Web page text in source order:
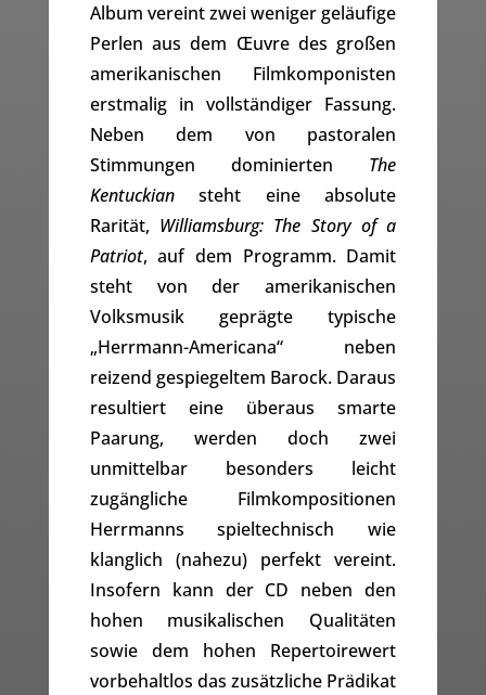
Album vereint zwei weniger geläufige
Perlen aus dem Œuvre des großen
amerikanischen Filmkomponisten
erstmalig in vollständiger Fassung.
Neben dem von pastoralen
Stimmungen dominierten The
Kentuckiansteht eine absolute
Rarität, Williamsburg: The Story of a
Patriot, auf dem Programm. Damit
steht von der amerikanischen
Volksmusik geprägte typische
„Herrmann-Americana“ neben
reizend gespiegeltem Barock. Daraus
resultiert eine überaus smarte
Paarung, werden doch zwei
unmittelbar besonders leicht
zugängliche Filmkompositionen
Herrmanns spieltechnisch wie
klanglich (nahezu) perfekt vereint.
Insofern kann der CD neben den
hohen musikalischen Qualitäten
sowie dem hohen Repertoirewert
vorbehaltlos das zusätzliche Prädikat